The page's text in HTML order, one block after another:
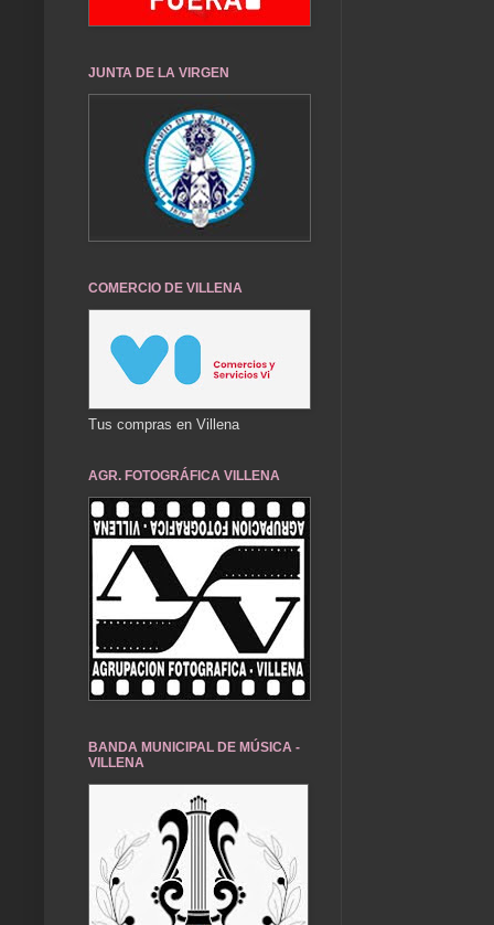
JUNTA DE LA VIRGEN
COMERCIO DE VILLENA
Tus compras en Villena
AGR. FOTOGRÁFICA VILLENA
BANDA MUNICIPAL DE MÚSICA -
VILLENA